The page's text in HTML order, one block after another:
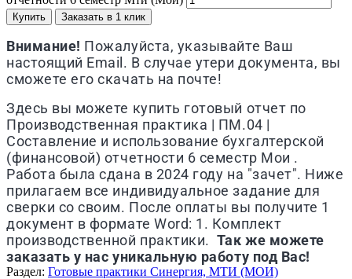
Купить Заказать в 1 клик
Внимание! Пожалуйста, указывайте Ваш
настоящий Email. В случае утери документа, вы
сможете его скачать на почте!
Здесь вы можете купить готовый отчет по
Производственная практика | ПМ.04 |
Составление и использование бухгалтерской
(финансовой) отчетности 6 семестр Мои .
Работа была сдана в 2024 году на "зачет". Ниже
прилагаем все индивидуальное задание для
сверки со своим. После оплаты вы получите 1
документ в формате Word: 1. Комплект
производственной практики. Так же можете
заказать у нас уникальную работу под Вас!
Раздел: Готовые практики Синергия, МТИ (МОИ)